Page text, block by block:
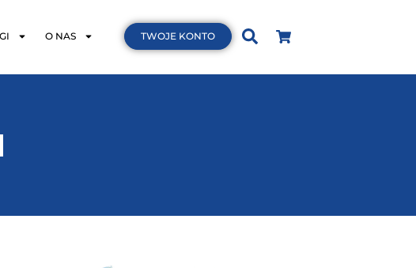
O NAS TWOJE KONTO